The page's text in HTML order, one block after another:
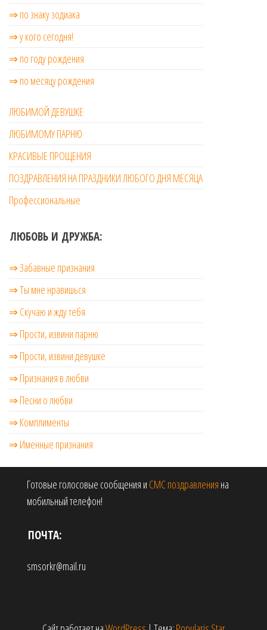
⇒ по знаку зодиака
⇒ у кого сегодня!
⇒ по году рождения
⇒ по месяцу рождения
ЛЮБИМОЙ ДЕВУШКЕ
ЛЮБИМОМУ ПАРНЮ
КРАСИВЫЕ ПРОЩЕНИЯ
ПОЗДРАВЛЕНИЯ НА ПРАЗДНИКИ ЛЮБОГО ДНЯ МЕСЯЦА
Профессиональные
ЛЮБОВЬ И ДРУЖБА:
⇒ Забавные признания
⇒ Ты мне нравишься
⇒ Скучаю и жду тебя
⇒ Прости, извини парню
⇒ Прости, извини девушке
⇒ Признания в любви
⇒ Песни о любви
⇒ Комплименты
⇒ Именные признания
Готовые голосовые сообщения и СМС поздравления на
мобильный телефон!
ПОЧТА:
smsorkr@mail.ru